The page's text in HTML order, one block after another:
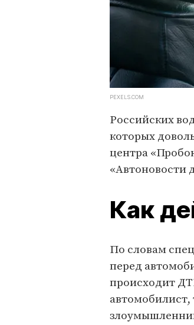
PEXELS.COM
Российских
которых
центра
«Автоновости
Как
По словам
перед
происходит
автомобилист,